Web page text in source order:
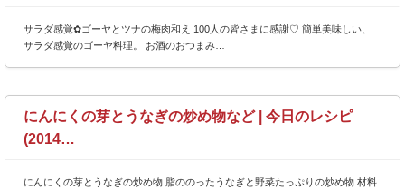
サラダ感覚✿ゴーヤとツナの梅肉和え 100人の皆さまに感謝♡ 簡単美味しい、
サラダ感覚のゴーヤ料理。 お酒のおつまみ…
にんにくの芽とうなぎの炒め物など | 今日のレシピ
(2014…
にんにくの芽とうなぎの炒め物 脂ののったうなぎと野菜たっぷりの炒め物 材料